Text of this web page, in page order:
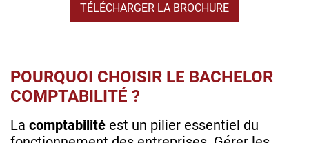
TÉLÉCHARGER LA BROCHURE
POURQUOI CHOISIR LE BACHELOR
COMPTABILITÉ ?
La comptabilité est un pilier essentiel du